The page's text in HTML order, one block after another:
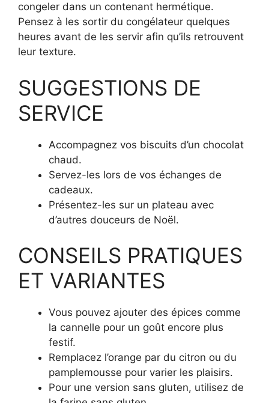
congeler dans un contenant hermétique.
Pensez à les sortir du congélateur quelques
heures avant de les servir afin qu’ils retrouvent
leur texture.
SUGGESTIONS DE
SERVICE
Accompagnez vos biscuits d’un chocolat
chaud.
Servez-les lors de vos échanges de
cadeaux.
Présentez-les sur un plateau avec
d’autres douceurs de Noël.
CONSEILS PRATIQUES
ET VARIANTES
Vous pouvez ajouter des épices comme
la cannelle pour un goût encore plus
festif.
Remplacez l’orange par du citron ou du
pamplemousse pour varier les plaisirs.
Pour une version sans gluten, utilisez de